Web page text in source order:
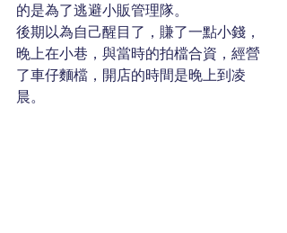
的是為了逃避小販管理隊。
後期以為自己醒目了，賺了一點小錢，
晚上在小巷，與當時的拍檔合資，經營
了車仔麵檔，開店的時間是晚上到凌
晨。